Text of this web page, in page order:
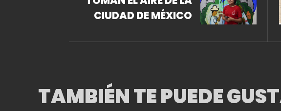
CIUDAD DE MÉXICO
TAMBIÉN TE PUEDE